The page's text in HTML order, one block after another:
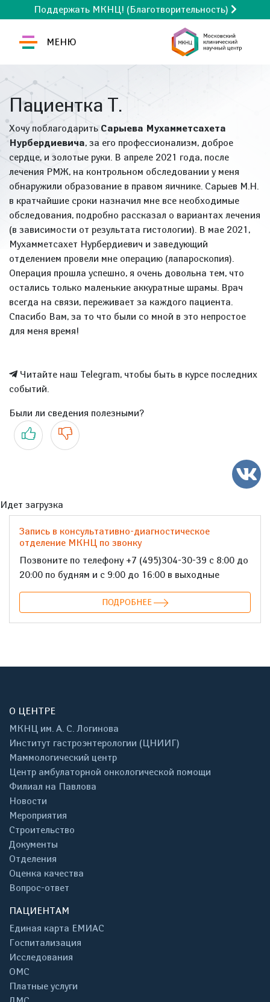
Поддержать МКНЦ! (Благотворительность)
МЕНЮ
Пациентка Т.
Хочу поблагодарить Сарыева Мухамметсахета
Нурбердиевича, за его профессионализм, доброе
сердце, и золотые руки. В апреле 2021 года, после
лечения РМЖ, на контрольном обследовании у меня
обнаружили образование в правом яичнике. Сарыев М.Н.
в кратчайшие сроки назначил мне все необходимые
обследования, подробно рассказал о вариантах лечения
(в зависимости от результата гистологии). В мае 2021,
Мухамметсахет Нурбердиевич и заведующий
отделением провели мне операцию (лапароскопия).
Операция прошла успешно, я очень довольна тем, что
остались только маленькие аккуратные шрамы. Врач
всегда на связи, переживает за каждого пациента.
Спасибо Вам, за то что были со мной в это непростое
для меня время!
Читайте наш Telegram, чтобы быть в курсе последних
событий.
Были ли сведения полезными?
Да Нет
Идет загрузка
Запись в консультативно-диагностическое
отделение МКНЦ по звонку
Позвоните по телефону +7 (495)304-30-39 с 8:00 до
20:00 по будням и с 9:00 до 16:00 в выходные
ПОДРОБНЕЕ
О ЦЕНТРЕ
МКНЦ им. А. С. Логинова
Институт гастроэнтерологии (ЦНИИГ)
Маммологический центр
Центр амбулаторной онкологической помощи
Филиал на Павлова
Новости
Мероприятия
Строительство
Документы
Отделения
Оценка качества
Вопрос-ответ
ПАЦИЕНТАМ
Единая карта ЕМИАС
Госпитализация
Исследования
ОМС
Платные услуги